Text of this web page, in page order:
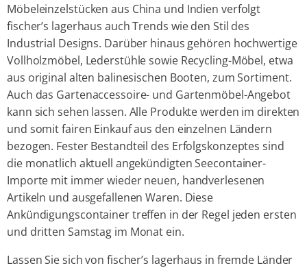
Möbeleinzelstücken aus China und Indien verfolgt
fischer’s lagerhaus auch Trends wie den Stil des
Industrial Designs. Darüber hinaus gehören hochwertige
Vollholzmöbel, Lederstühle sowie Recycling-Möbel, etwa
aus original alten balinesischen Booten, zum Sortiment.
Auch das Gartenaccessoire- und Gartenmöbel-Angebot
kann sich sehen lassen. Alle Produkte werden im direkten
und somit fairen Einkauf aus den einzelnen Ländern
bezogen. Fester Bestandteil des Erfolgskonzeptes sind
die monatlich aktuell angekündigten Seecontainer-
Importe mit immer wieder neuen, handverlesenen
Artikeln und ausgefallenen Waren. Diese
Ankündigungscontainer treffen in der Regel jeden ersten
und dritten Samstag im Monat ein.
Lassen Sie sich von fischer’s lagerhaus in fremde Länder